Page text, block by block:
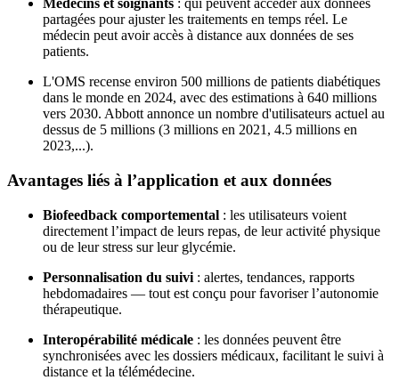
Médecins et soignants : qui peuvent accéder aux données
partagées pour ajuster les traitements en temps réel. Le
médecin peut avoir accès à distance aux données de ses
patients.
L'OMS recense environ 500 millions de patients diabétiques
dans le monde en 2024, avec des estimations à 640 millions
vers 2030. Abbott annonce un nombre d'utilisateurs actuel au
dessus de 5 millions (3 millions en 2021, 4.5 millions en
2023,...).
Avantages liés à l’application et aux données
Biofeedback comportemental : les utilisateurs voient
directement l’impact de leurs repas, de leur activité physique
ou de leur stress sur leur glycémie.
Personnalisation du suivi : alertes, tendances, rapports
hebdomadaires — tout est conçu pour favoriser l’autonomie
thérapeutique.
Interopérabilité médicale : les données peuvent être
synchronisées avec les dossiers médicaux, facilitant le suivi à
distance et la télémédecine.